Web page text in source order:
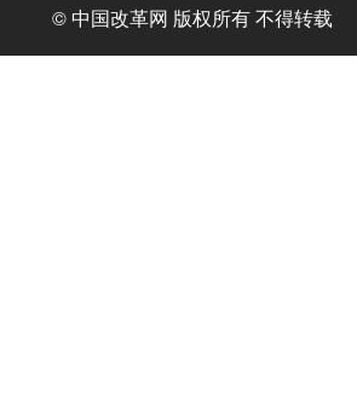
© 中国改革网 版权所有 不得转载